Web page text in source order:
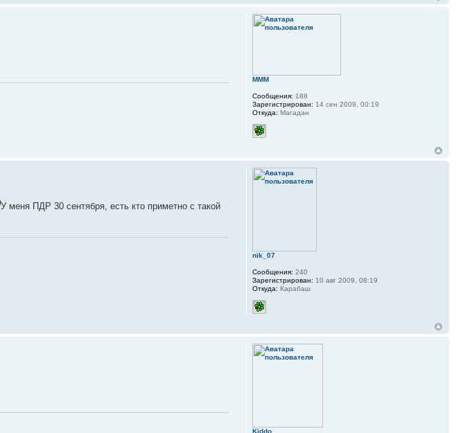
MMM
Сообщения: 188
Зарегистрирован: 14 сен 2009, 00:19
Откуда: Магадан
У меня ПДР 30 сентября, есть кто приметно с такой
nik_07
Сообщения: 240
Зарегистрирован: 10 авг 2009, 08:19
Откуда: Карабаш
Kiddo